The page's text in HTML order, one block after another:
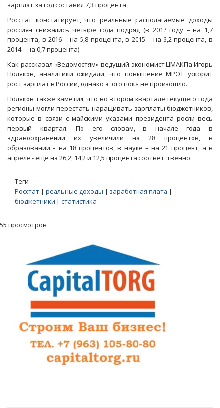
зарплат за год составил 7,3 процента.
Росстат констатирует, что реальные располагаемые доходы
россиян снижались четыре года подряд (в 2017 году – на 1,7
процента, в 2016 – на 5,8 процента, в 2015 – на 3,2 процента, в
2014 – на 0,7 процента).
Как рассказал «Ведомостям» ведущий экономист ЦМАКПа Игорь
Поляков, аналитики ожидали, что повышение МРОТ ускорит
рост зарплат в России, однако этого пока не произошло.
Поляков также заметил, что во втором квартале текущего года
регионы могли перестать наращивать зарплаты бюджетников,
которые в связи с майскими указами президента росли весь
первый квартал. По его словам, в начале года в
здравоохранении их увеличили на 28 процентов, в
образовании – на 18 процентов, в науке – на 21 процент, а в
апреле - еще на 26,2, 14,2 и 12,5 процента соответственно.
Теги:
Росстат | реальные доходы | заработная плата |
бюджетники | статистика
55 просмотров